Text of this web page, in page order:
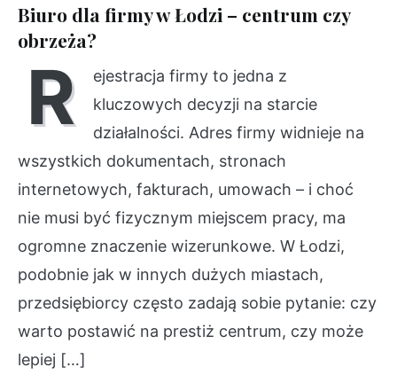
Biuro dla firmy w Łodzi – centrum czy
obrzeża?
R
ejestracja firmy to jedna z
kluczowych decyzji na starcie
działalności. Adres firmy widnieje na
wszystkich dokumentach, stronach
internetowych, fakturach, umowach – i choć
nie musi być fizycznym miejscem pracy, ma
ogromne znaczenie wizerunkowe. W Łodzi,
podobnie jak w innych dużych miastach,
przedsiębiorcy często zadają sobie pytanie: czy
warto postawić na prestiż centrum, czy może
lepiej […]